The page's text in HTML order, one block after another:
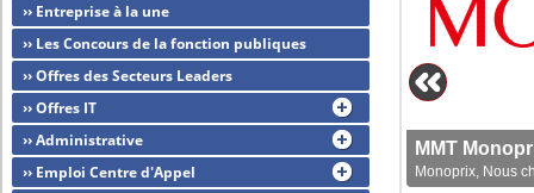
MMT
Monoprix, Nous
›› Entreprise à la une
›› Les Concours de la fonction publiques
›› Offres des Secteurs Leaders
›› Offres IT
›› Administrative
›› Emploi Centre d'Appel